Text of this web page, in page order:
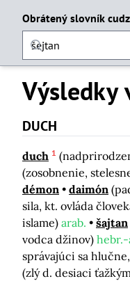
Obrátený slovník
Výsledky
DUCH
duch 1
(zosobnenie,
démon
daimón
sila, kt. ovláda
islame) arab. šajtan
vodca džinov) hebr.-
správajúci sa
(zlý d. desiaci